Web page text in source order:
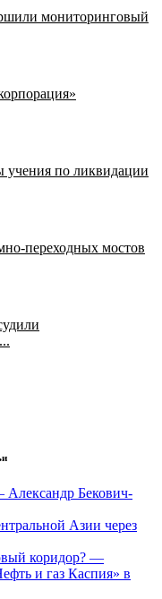
мониторинговый
по ликвидации
переходных мостов
Бекович-
Азии через
коридор? —
и газ Каспия» в